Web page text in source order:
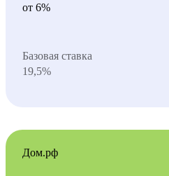
от 6%
Базовая ставка
19,5%
Дом.рф